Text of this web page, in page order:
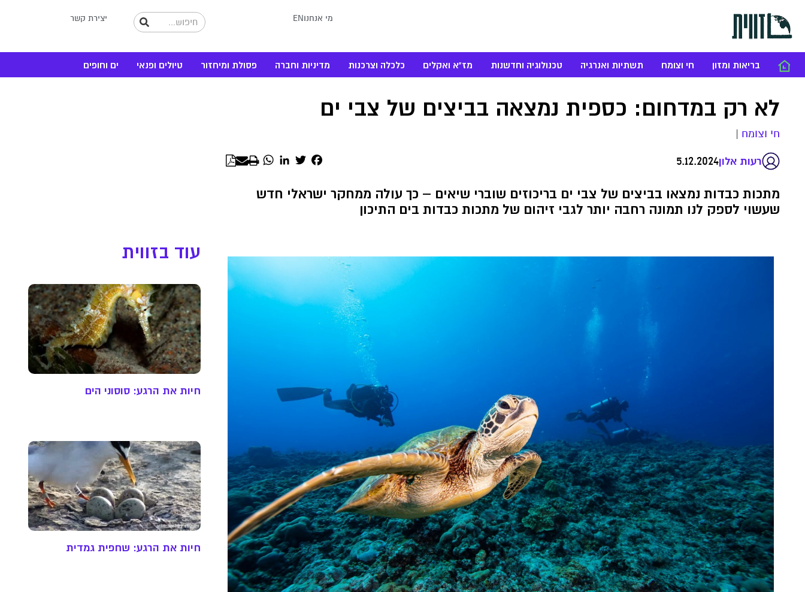
מי אנחנוEN יצירת קשר
בריאות ומזון חי וצומח תשתיות ואנרגיה טכנולוגיה וחדשנות מז"א ואקלים כלכלה וצרכנות מדיניות וחברה פסולת ומיחזור טיולים ופנאי ים וחופים
לא רק במדחום: כספית נמצאה בביצים של צבי ים
חי וצומח
רעות אלון5.12.2024
Facebook
Twitter
LinkedIn
WhatsApp
מתכות כבדות נמצאו בביצים של צבי ים בריכוזים שוברי שיאים – כך עולה ממחקר ישראלי חדש
שעשוי לספק לנו תמונה רחבה יותר לגבי זיהום של מתכות כבדות בים התיכון
עוד בזווית
חיות את הרגע: סוסוני הים
חיות את הרגע: שחפית גמדית